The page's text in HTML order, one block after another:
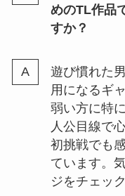
めのTL作品
すか？
遊び慣れた
用になるギ
弱い方に特
人公目線で
初挑戦でも
ています。
ジをチェッ